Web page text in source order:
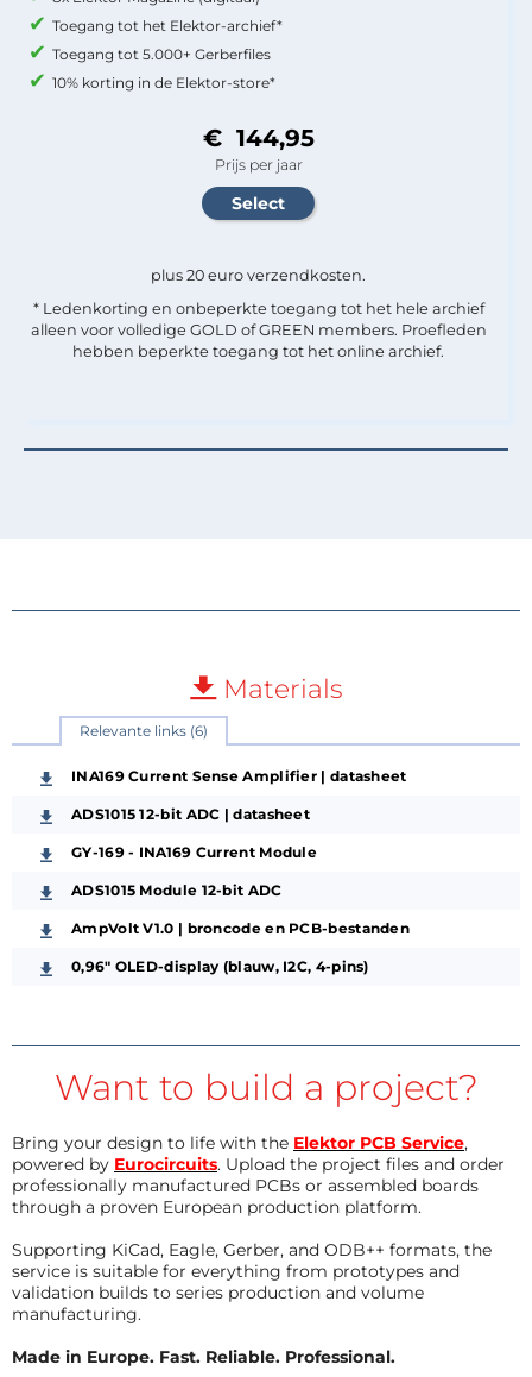
Toegang tot het Elektor-archief*
Toegang tot 5.000+ Gerberfiles
10% korting in de Elektor-store*
€ 144,95
Prijs per jaar
plus 20 euro verzendkosten.
* Ledenkorting en onbeperkte toegang tot het hele archief
alleen voor volledige GOLD of GREEN members. Proefleden
hebben beperkte toegang tot het online archief.
Materials
Relevante links (6)
INA169 Current Sense Amplifier | datasheet
ADS1015 12-bit ADC | datasheet
GY-169 - INA169 Current Module
ADS1015 Module 12-bit ADC
AmpVolt V1.0 | broncode en PCB-bestanden
0,96" OLED-display (blauw, I2C, 4-pins)
Want to build a project?
Bring your design to life with the Elektor PCB Service,
powered by Eurocircuits. Upload the project files and order
professionally manufactured PCBs or assembled boards
through a proven European production platform.
Supporting KiCad, Eagle, Gerber, and ODB++ formats, the
service is suitable for everything from prototypes and
validation builds to series production and volume
manufacturing.
Made in Europe. Fast. Reliable. Professional.